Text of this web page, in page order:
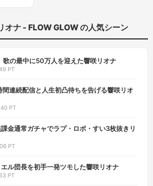
オナ - FLOW GLOW の人気シーン
歌の最中に50万人を迎えた響咲リオナ
PT
間連続配信と人生初凸待ちを告げる響咲リオ
PT
課金通常ガチャでラプ・ロボ・すい3枚抜きリ
PT
エル団長を初手一発ツモした響咲リオナ
PT